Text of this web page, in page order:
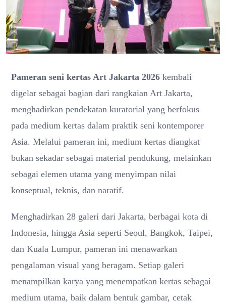
Pameran seni kertas Art Jakarta 2026 kembali
digelar sebagai bagian dari rangkaian Art Jakarta,
menghadirkan pendekatan kuratorial yang berfokus
pada medium kertas dalam praktik seni kontemporer
Asia. Melalui pameran ini, medium kertas diangkat
bukan sekadar sebagai material pendukung, melainkan
sebagai elemen utama yang menyimpan nilai
konseptual, teknis, dan naratif.
Menghadirkan 28 galeri dari Jakarta, berbagai kota di
Indonesia, hingga Asia seperti Seoul, Bangkok, Taipei,
dan Kuala Lumpur, pameran ini menawarkan
pengalaman visual yang beragam. Setiap galeri
menampilkan karya yang menempatkan kertas sebagai
medium utama, baik dalam bentuk gambar, cetak